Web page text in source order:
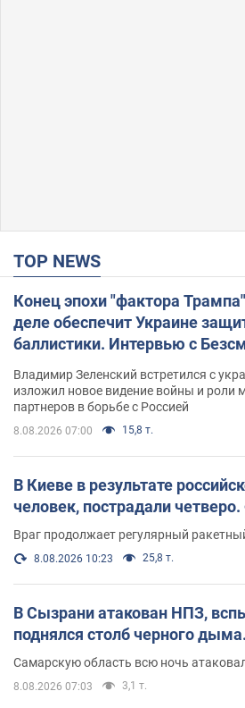
TOP NEWS
Конец эпохи "фактора
деле обеспечит Украине
баллистики. Интервью с
Владимир Зеленский встретился с
изложил новое видение войны и роли
партнеров в борьбе с Россией
8.08.2026 07:00 15,8 т.
В Киеве в результате
человек, пострадали
Враг продолжает регулярный
8.08.2026 10:23 25,8 т.
В Сызрани атакован НПЗ,
поднялся столб черного
Самарскую область всю ночь
8.08.2026 07:03 3,1 т.